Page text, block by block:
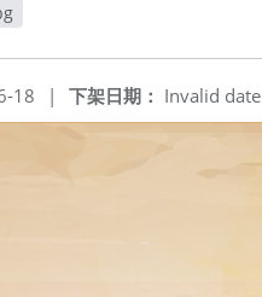
下架日期： Invalid date
18 |